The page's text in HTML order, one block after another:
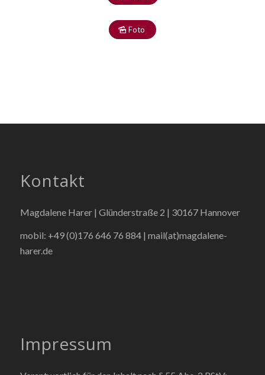
Foto
Kontakt
Magdalene Harer | Glünderstraße 2 | 30167 Hannover
mobil: +49 (0)176 646 76 884 | mail(at)magdalene-
harer.de
Impressum